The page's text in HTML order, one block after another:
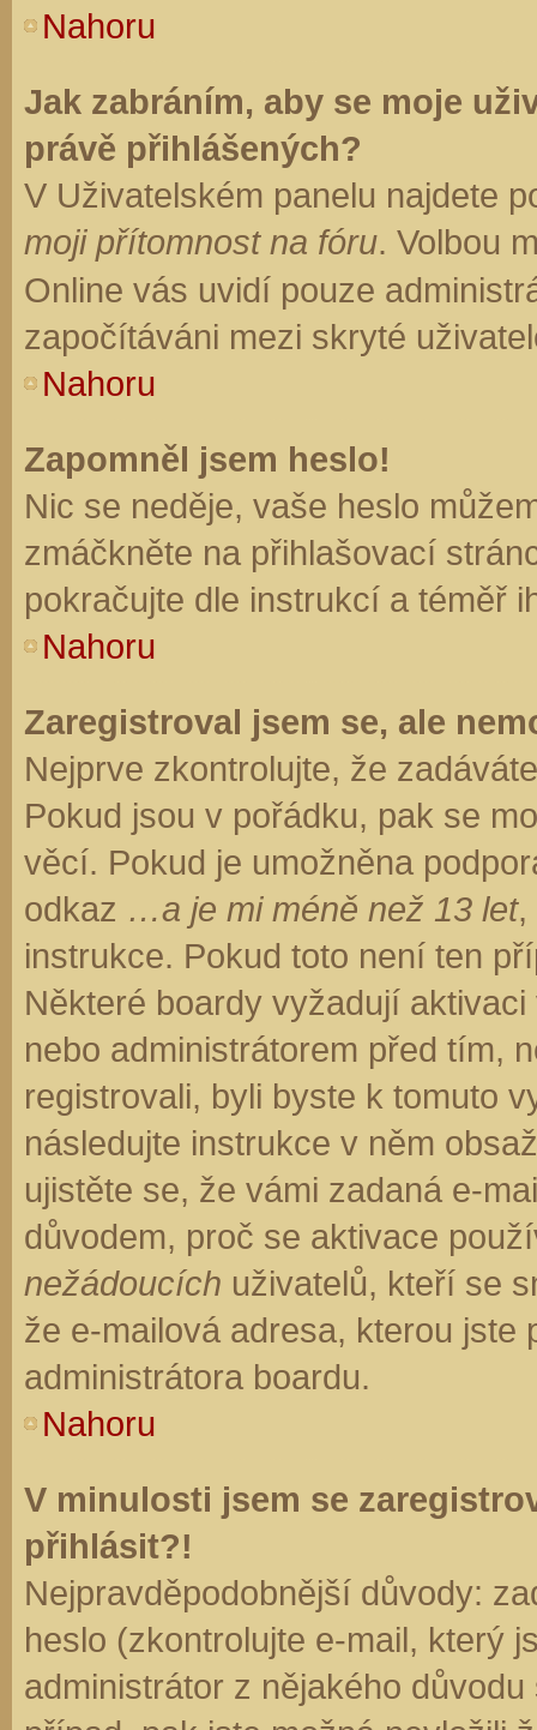
Nahoru
Jak zabráním, aby se moje
právě přihlášených?
V Uživatelském panelu najdete
moji přítomnost na fóru. Volbou
Online vás uvidí pouze
započítáváni mezi skryté
Nahoru
Zapomněl jsem heslo!
Nic se neděje, vaše heslo
zmáčkněte na přihlašovací
pokračujte dle instrukcí a téměř
Nahoru
Zaregistroval jsem se, ale
Nejprve zkontrolujte, že
Pokud jsou v pořádku, pak se
věcí. Pokud je umožněna
odkaz …a je mi méně než 13 let,
instrukce. Pokud toto není ten
Některé boardy vyžadují
nebo administrátorem před tím,
registrovali, byli byste k tomuto
následujte instrukce v něm
ujistěte se, že vámi zadaná e-
důvodem, proč se aktivace
nežádoucích uživatelů, kteří se
že e-mailová adresa, kterou jste
administrátora boardu.
Nahoru
V minulosti jsem se
přihlásit?!
Nejpravděpodobnější důvody:
heslo (zkontrolujte e-mail, který
administrátor z nějakého